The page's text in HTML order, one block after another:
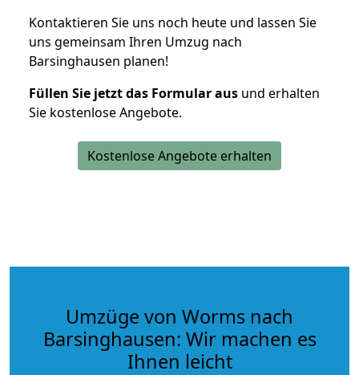
Kontaktieren Sie uns noch heute und lassen Sie
uns gemeinsam Ihren Umzug nach
Barsinghausen planen!
Füllen Sie jetzt das Formular aus und erhalten
Sie kostenlose Angebote.
Kostenlose Angebote erhalten
Umzüge von Worms nach
Barsinghausen: Wir machen es
Ihnen leicht